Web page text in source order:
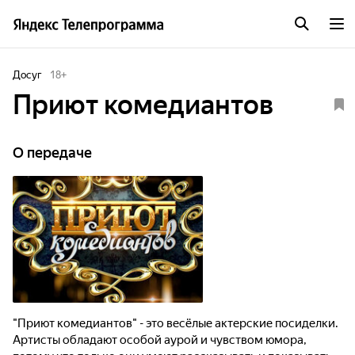
Досуг 18+
Приют комедиантов
О передаче
"Приют комедиантов" - это весёлые актерские посиделки.
Артисты обладают особой аурой и чувством юмора,